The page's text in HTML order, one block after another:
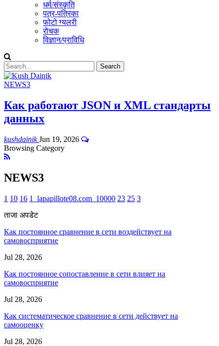
धर्म/संस्कृति
पत्र-पत्रिका
फोटो ग्यलरी
रोचक
विज्ञान/प्राविधि
NEWS3
Как работают JSON и XML стандарты
данных
kushdainikJun 19, 2026
Browsing Category
NEWS3
1 10 16 1_lapapillote08.com_10000 23 25 3
ताजा अपडेट
Как постоянное сравнение в сети воздействует на
самовосприятие
Jul 28, 2026
Как постоянное сопоставление в сети влияет на
самовосприятие
Jul 28, 2026
Как систематическое сравнение в сети действует на
самооценку
Jul 28, 2026